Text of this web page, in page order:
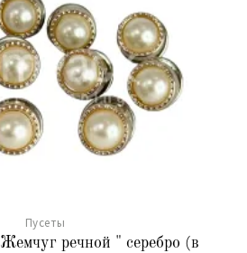
Пусеты
речной " серебро (в